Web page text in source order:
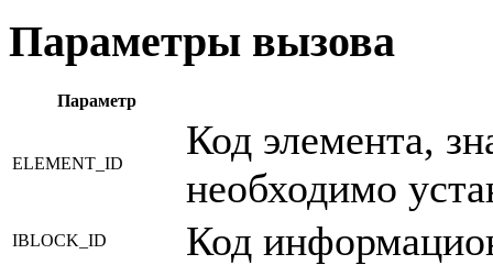
Параметры вызова
Параметр
ELEMENT_ID
Код элемента,
необходимо
IBLOCK_ID Код